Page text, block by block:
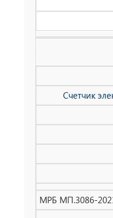
Счетчик
МРБ МП.3086-